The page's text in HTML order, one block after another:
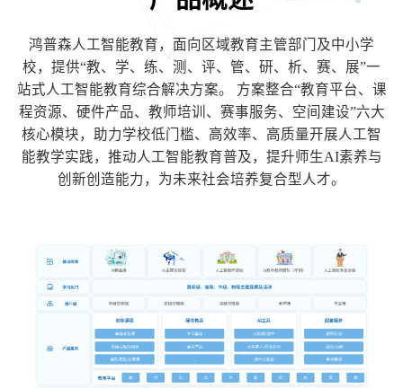
鸿普森人工智能教育，面向区域教育主管部门及中小学
校，提供“教、学、练、测、评、管、研、析、赛、展”一
站式人工智能教育综合解决方案。 方案整合“教育平台、课
程资源、硬件产品、教师培训、赛事服务、空间建设”六大
核心模块，助力学校低门槛、高效率、高质量开展人工智
能教学实践，推动人工智能教育普及，提升师生AI素养与
创新创造能力，为未来社会培养复合型人才。